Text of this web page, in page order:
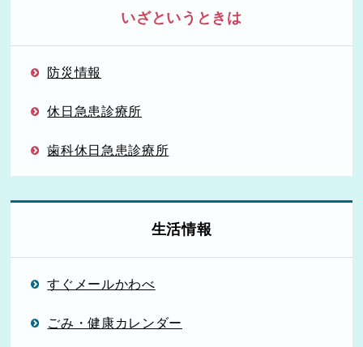
いざというときは
防災情報
休日急患診療所
歯科休日急患診療所
生活情報
すぐメールかわべ
ごみ・健康カレンダー